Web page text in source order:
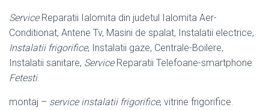
ServiceReparatii Ialomita din judetul Ialomita Aer-
Conditionat, Antene Tv, Masini de spalat, Instalatii electrice,
Instalatii frigorifice, Instalatii gaze, Centrale-Boilere,
Instalatii sanitare, ServiceReparatii Telefoane-smartphone
Fetesti.
montaj – service instalatii frigorifice, vitrine frigorifice.